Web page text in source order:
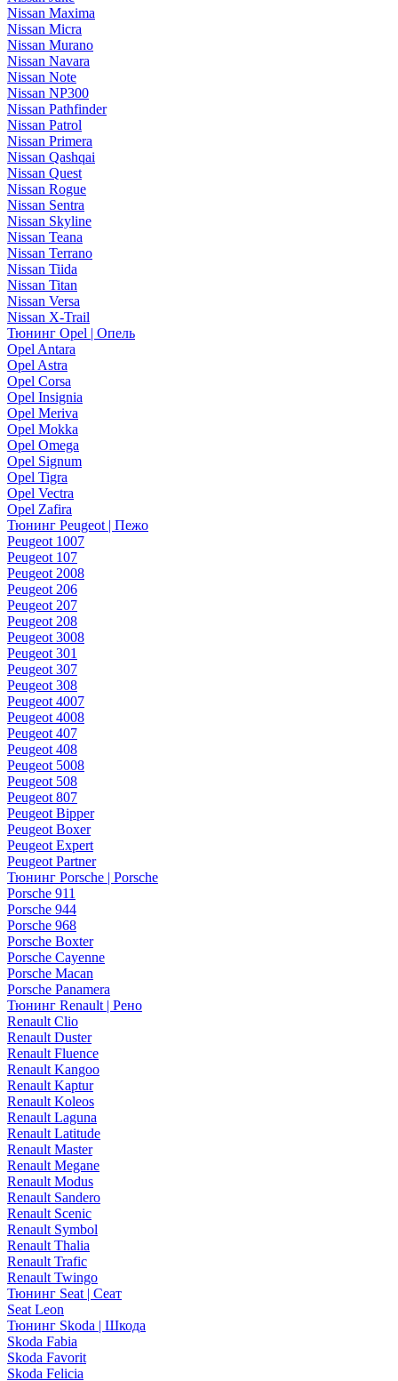
Nissan Maxima
Nissan Micra
Nissan Murano
Nissan Navara
Nissan Note
Nissan NP300
Nissan Pathfinder
Nissan Patrol
Nissan Primera
Nissan Qashqai
Nissan Quest
Nissan Rogue
Nissan Sentra
Nissan Skyline
Nissan Teana
Nissan Terrano
Nissan Tiida
Nissan Titan
Nissan Versa
Nissan X-Trail
Тюнинг Opel | Опель
Opel Antara
Opel Astra
Opel Corsa
Opel Insignia
Opel Meriva
Opel Mokka
Opel Omega
Opel Signum
Opel Tigra
Opel Vectra
Opel Zafira
Тюнинг Peugeot | Пежо
Peugeot 1007
Peugeot 107
Peugeot 2008
Peugeot 206
Peugeot 207
Peugeot 208
Peugeot 3008
Peugeot 301
Peugeot 307
Peugeot 308
Peugeot 4007
Peugeot 4008
Peugeot 407
Peugeot 408
Peugeot 5008
Peugeot 508
Peugeot 807
Peugeot Bipper
Peugeot Boxer
Peugeot Expert
Peugeot Partner
Тюнинг Porsche | Porsche
Porsche 911
Porsche 944
Porsche 968
Porsche Boxter
Porsche Cayenne
Porsche Macan
Porsche Panamera
Тюнинг Renault | Рено
Renault Clio
Renault Duster
Renault Fluence
Renault Kangoo
Renault Kaptur
Renault Koleos
Renault Laguna
Renault Latitude
Renault Master
Renault Megane
Renault Modus
Renault Sandero
Renault Scenic
Renault Symbol
Renault Thalia
Renault Trafic
Renault Twingo
Тюнинг Seat | Сеат
Seat Leon
Тюнинг Skoda | Шкода
Skoda Fabia
Skoda Favorit
Skoda Felicia